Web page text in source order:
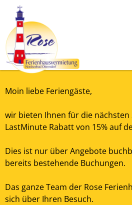
Moin liebe Feriengäste,
wir bieten Ihnen für die nächsten
LastMinute Rabatt von 15% auf
Dies ist nur über Angebote
bereits bestehende Buchungen.
Das ganze Team der Rose
sich über Ihren Besuch.